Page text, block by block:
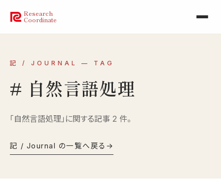
Research
Coordinate
記 / JOURNAL — TAG
# 自然言語処理
「自然言語処理」に関する記事 2 件。
記 / Journal の一覧へ戻る